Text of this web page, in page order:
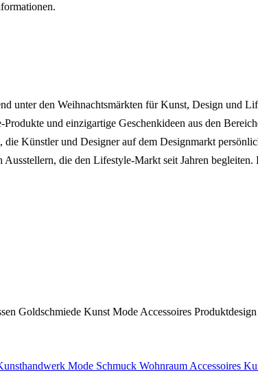
unter den Weihnachtsmärkten für Kunst, Design und
und einzigartige Geschenkideen aus den
die Künstler und Designer auf dem Designmarkt
Ausstellern, die den Lifestyle-Markt seit Jahren
Goldschmiede Kunst Mode Accessoires Produktdesign
Mode Schmuck Wohnraum Accessoires